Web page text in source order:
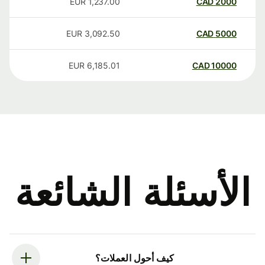
5000
CAD
3,092.50
EUR
10000
CAD
6,185.01
EUR
الأسئلة الشائعة
كيف أحول العملات؟